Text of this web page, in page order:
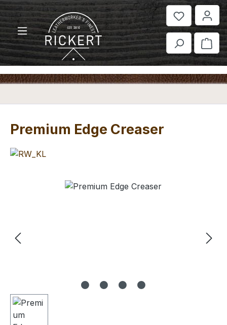
Zum Hauptinhalt springen
Premium Edge Creaser
Bildergalerie überspringen